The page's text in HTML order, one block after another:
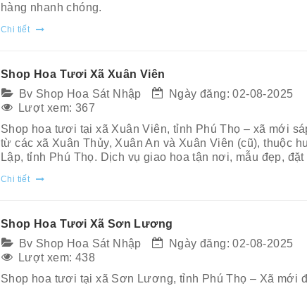
hàng nhanh chóng.
Chi tiết
Shop Hoa Tươi Xã Xuân Viên
Bv Shop Hoa Sát Nhập
Ngày đăng: 02-08-2025
Lượt xem: 367
Shop hoa tươi tại xã Xuân Viên, tỉnh Phú Thọ – xã mới
từ các xã Xuân Thủy, Xuân An và Xuân Viên (cũ), thuộc
Lập, tỉnh Phú Thọ. Dịch vụ giao hoa tận nơi, mẫu đẹp, đặt
Chi tiết
Shop Hoa Tươi Xã Sơn Lương
Bv Shop Hoa Sát Nhập
Ngày đăng: 02-08-2025
Lượt xem: 438
Shop hoa tươi tại xã Sơn Lương, tỉnh Phú Thọ – Xã mới